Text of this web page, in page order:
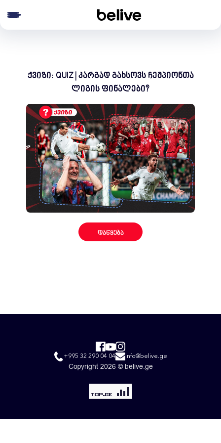
ქვიზი: QUIZ | კარგად გახსოვს ჩემპიონთა
ლიგის ფინალები?
დაწყება
+995 32 290 04 04 info@belive.ge
Copyright 2026 © belive.ge